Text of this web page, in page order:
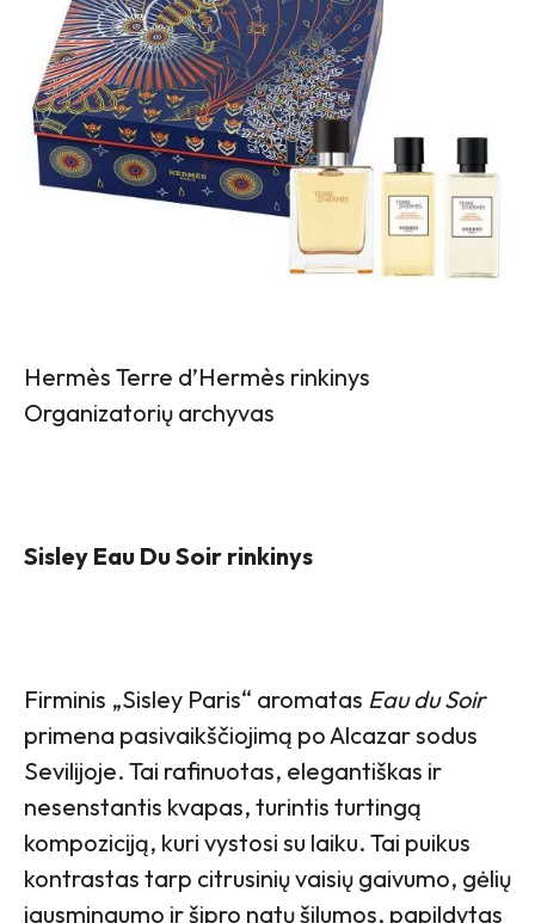
Hermès Terre d’Hermès rinkinys
Organizatorių archyvas
Sisley Eau Du Soir rinkinys
Firminis „Sisley Paris“ aromatas Eau du Soir
primena pasivaikščiojimą po Alcazar sodus
Sevilijoje. Tai rafinuotas, elegantiškas ir
nesenstantis kvapas, turintis turtingą
kompoziciją, kuri vystosi su laiku. Tai puikus
kontrastas tarp citrusinių vaisių gaivumo, gėlių
jausmingumo ir šipro natų šilumos, papildytas